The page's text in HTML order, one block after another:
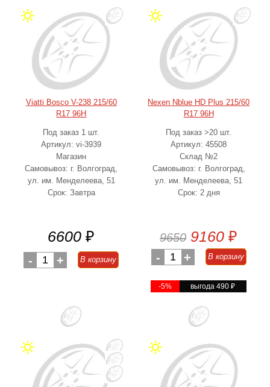
Viatti Bosco V-238 215/60
R17 96H
Под заказ 1 шт.
Артикул: vi-3939
Магазин
Самовывоз: г. Волгоград,
ул. им. Менделеева, 51
Срок: Завтра
6600 ₽
- 1 + В корзину
Nexen Nblue HD Plus 215/60
R17 96H
Под заказ >20 шт.
Артикул: 45508
Склад №2
Самовывоз: г. Волгоград,
ул. им. Менделеева, 51
Срок: 2 дня
9650 9160 ₽
- 1 + В корзину
-5% выгода 490₽